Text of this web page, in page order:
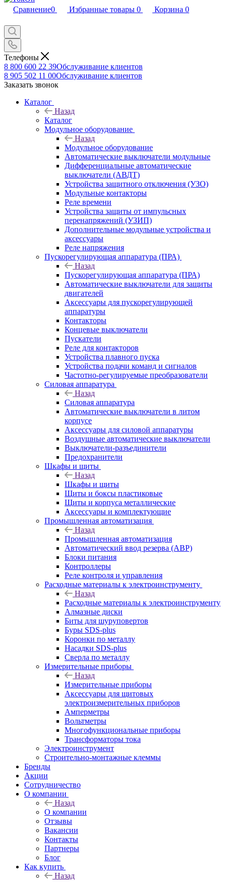
Сравнение0 Избранные товары 0 Корзина 0
Телефоны
8 800 600 22 39Обслуживание клиентов
8 905 502 11 00Обслуживание клиентов
Заказать звонок
Каталог
Назад
Каталог
Модульное оборудование
Назад
Модульное оборудование
Автоматические выключатели модульные
Дифференциальные автоматические
выключатели (АВДТ)
Устройства защитного отключения (УЗО)
Модульные контакторы
Реле времени
Устройства защиты от импульсных
перенапряжений (УЗИП)
Дополнительные модульные устройства и
аксессуары
Реле напряжения
Пускорегулирующая аппаратура (ПРА)
Назад
Пускорегулирующая аппаратура (ПРА)
Автоматические выключатели для защиты
двигателей
Аксессуары для пускорегулирующей
аппаратуры
Контакторы
Концевые выключатели
Пускатели
Реле для контакторов
Устройства плавного пуска
Устройства подачи команд и сигналов
Частотно-регулируемые преобразователи
Силовая аппаратура
Назад
Силовая аппаратура
Автоматические выключатели в литом
корпусе
Аксессуары для силовой аппаратуры
Воздушные автоматические выключатели
Выключатели-разъединители
Предохранители
Шкафы и щиты
Назад
Шкафы и щиты
Щиты и боксы пластиковые
Щиты и корпуса металлические
Аксессуары и комплектующие
Промышленная автоматизация
Назад
Промышленная автоматизация
Автоматический ввод резерва (АВР)
Блоки питания
Контроллеры
Реле контроля и управления
Расходные материалы к электроинструменту
Назад
Расходные материалы к электроинструменту
Алмазные диски
Биты для шуруповертов
Буры SDS-plus
Коронки по металлу
Насадки SDS-plus
Сверла по металлу
Измерительные приборы
Назад
Измерительные приборы
Аксессуары для щитовых
электроизмерительных приборов
Амперметры
Вольтметры
Многофункциональные приборы
Трансформаторы тока
Электроинструмент
Строительно-монтажные клеммы
Бренды
Акции
Сотрудничество
О компании
Назад
О компании
Отзывы
Вакансии
Контакты
Партнеры
Блог
Как купить
Назад